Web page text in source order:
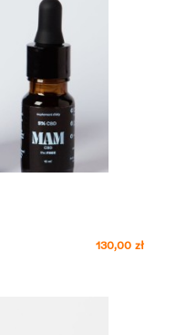
130,00 zł